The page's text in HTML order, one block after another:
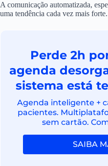
A comunicação automatizada,
uma tendência cada vez mais forte.
Perde 2h
agenda
sistema está
Agenda inteligente +
pacientes.
sem cartão.
SAIBA